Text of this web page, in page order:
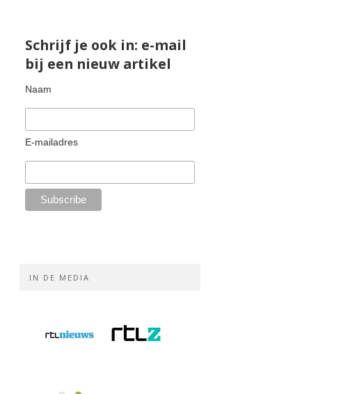
Schrijf je ook in: e-mail
bij een nieuw artikel
Naam
E-mailadres
IN DE MEDIA